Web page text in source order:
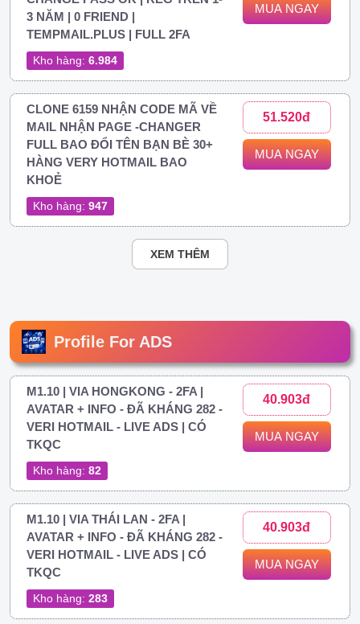
3 NĂM | 0 FRIEND |
TEMPMAIL.PLUS | FULL 2FA
Kho hàng: 6.984
MUA NGAY
CLONE 6159 NHẬN CODE MÃ VỀ
MAIL NHẬN PAGE -CHANGER
FULL BAO ĐỔI TÊN BẠN BÈ 30+
HÀNG VERY HOTMAIL BAO
KHOẺ
Kho hàng: 947
51.520đ
MUA NGAY
XEM THÊM
Profile For ADS
M1.10 | VIA HONGKONG - 2FA |
AVATAR + INFO - ĐÃ KHÁNG 282 -
VERI HOTMAIL - LIVE ADS | CÓ
TKQC
Kho hàng: 82
40.903đ
MUA NGAY
M1.10 | VIA THÁI LAN - 2FA |
AVATAR + INFO - ĐÃ KHÁNG 282 -
VERI HOTMAIL - LIVE ADS | CÓ
TKQC
Kho hàng: 283
40.903đ
MUA NGAY